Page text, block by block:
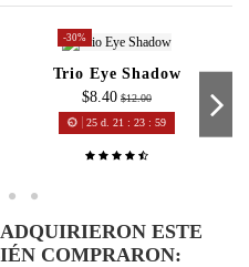
-30%
Trio Eye Shadow
$8.40 $12.00
25 d. 21 :23 :59
ESTE
COMPRARON: